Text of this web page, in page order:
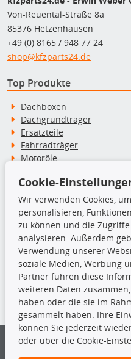
Von-Reuental-Straße 8a
85376 Hetzenhausen
+49 (0) 8165 / 948 77 24
shop@kfzparts24.de
Top Produkte
Dachboxen
Dachgrundträger
Ersatzteile
Fahrradträger
Motoröle
Schneeketten
TecDoc Inside
Die hier angezeigten Daten
nicht kopiert werden.
Es ist zu unterlassen, die Daten
vorherige Zustimmung von
und/oder diese Handlungen durch
Cookie-
Wir verwenden Cookies,
personalisieren,
zu können und die
analysieren. Außerdem
Verwendung unserer
soziale Medien, Werbung
Partner führen diese
weiteren Daten
haben oder die sie im
gesammelt haben. Ihre
können Sie jederzeit
oder über die Cookie-